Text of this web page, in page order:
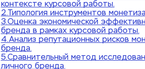
контексте курсовой работы.
2.Типология инструментов
3.Оценка экономической
бренда в рамках курсовой работы.
4.Анализ репутационных рисков
бренда.
5.Сравнительный метод
личного бренда.